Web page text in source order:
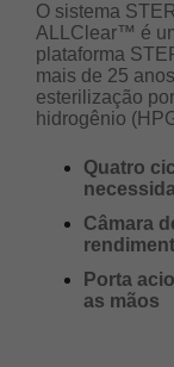
O sistema
ALLClear™ é
plataforma
mais de 25
esterilização
hidrogênio
Quatro
Câmara
Porta
as mãos